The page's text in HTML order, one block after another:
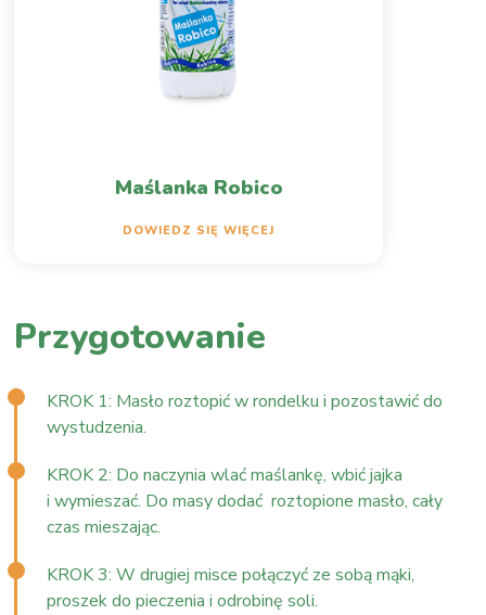
Maślanka Robico
DOWIEDZ SIĘ WIĘCEJ
Przygotowanie
KROK 1: Masło roztopić w rondelku i pozostawić do
wystudzenia.
KROK 2: Do naczynia wlać maślankę, wbić jajka
i wymieszać. Do masy dodać roztopione masło, cały
czas mieszając.
KROK 3: W drugiej misce połączyć ze sobą mąki,
proszek do pieczenia i odrobinę soli.